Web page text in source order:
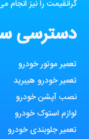
گرانقیمت را نیز انجام
دسترسی
تعمیر موتور خودرو
تعمیر خودرو هیبرید
نصب آپشن خودرو
لوازم استوک خودرو
تعمیر جلوبندی خودرو